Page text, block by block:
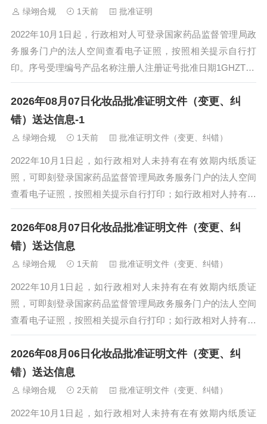
绿翊合规 1天前 批准证明
2022年10月1日起，行政相对人可登录国家药品监督管理局政
务服务门户的法人空间查看电子证照，按照相关提示自行打
印。序号受理编号产品名称注册人注册证号批准日期1GHZTX2
601623采之汲玉肌白润面...
2026年08月07日化妆品批准证明文件（变更、纠
错）送达信息-1
绿翊合规 1天前 批准证明文件（变更、纠错）
2022年10月1日起，如行政相对人未持有在有效期内纸质证
照，可即刻登录国家药品监督管理局政务服务门户的法人空间
查看电子证照，按照相关提示自行打印；如行政相对人持有在
有效期内纸质证照，交还纸质注册证后...
2026年08月07日化妆品批准证明文件（变更、纠
错）送达信息
绿翊合规 1天前 批准证明文件（变更、纠错）
2022年10月1日起，如行政相对人未持有在有效期内纸质证
照，可即刻登录国家药品监督管理局政务服务门户的法人空间
查看电子证照，按照相关提示自行打印；如行政相对人持有在
有效期内纸质证照，交还纸质注册证后...
2026年08月06日化妆品批准证明文件（变更、纠
错）送达信息
绿翊合规 2天前 批准证明文件（变更、纠错）
2022年10月1日起，如行政相对人未持有在有效期内纸质证